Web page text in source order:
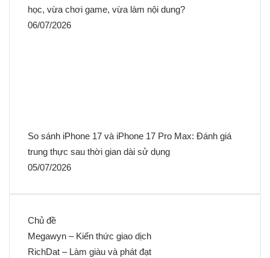
học, vừa chơi game, vừa làm nội dung?
06/07/2026
So sánh iPhone 17 và iPhone 17 Pro Max: Đánh giá
trung thực sau thời gian dài sử dụng
05/07/2026
Chủ đề
Megawyn – Kiến thức giao dịch
RichDat – Làm giàu và phát đạt